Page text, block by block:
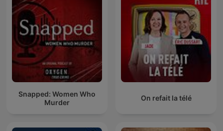
Snapped: Women Who
Murder
On refait la télé